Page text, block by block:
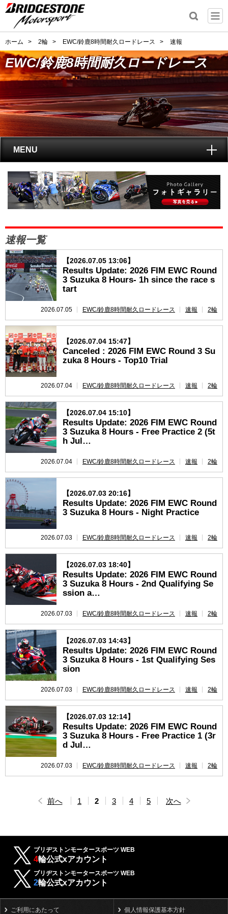
ホーム > 2輪 > EWC/鈴鹿8時間耐久ロードレース > 速報
EWC/鈴鹿8時間耐久ロードレース
MENU
トップ
EWC(鈴鹿8耐)とは?
レポート
速報
レース開催スケジュール
速報一覧
【2026.07.05 13:06】
Results Update: 2026 FIM EWC Round
3 Suzuka 8 Hours- 1h since the race s
tart
2026.07.05 EWC/鈴鹿8時間耐久ロードレース 速報 2輪
【2026.07.04 15:47】
Canceled : 2026 FIM EWC Round 3 Su
zuka 8 Hours - Top10 Trial
2026.07.04 EWC/鈴鹿8時間耐久ロードレース 速報 2輪
【2026.07.04 15:10】
Results Update: 2026 FIM EWC Round
3 Suzuka 8 Hours - Free Practice 2 (5t
h Jul…
2026.07.04 EWC/鈴鹿8時間耐久ロードレース 速報 2輪
【2026.07.03 20:16】
Results Update: 2026 FIM EWC Round
3 Suzuka 8 Hours - Night Practice
2026.07.03 EWC/鈴鹿8時間耐久ロードレース 速報 2輪
【2026.07.03 18:40】
Results Update: 2026 FIM EWC Round
3 Suzuka 8 Hours - 2nd Qualifying Se
ssion a…
2026.07.03 EWC/鈴鹿8時間耐久ロードレース 速報 2輪
【2026.07.03 14:43】
Results Update: 2026 FIM EWC Round
3 Suzuka 8 Hours - 1st Qualifying Ses
sion
2026.07.03 EWC/鈴鹿8時間耐久ロードレース 速報 2輪
【2026.07.03 12:14】
Results Update: 2026 FIM EWC Round
3 Suzuka 8 Hours - Free Practice 1 (3r
d Jul…
2026.07.03 EWC/鈴鹿8時間耐久ロードレース 速報 2輪
前へ 1 2 3 4 5 次へ
ブリヂストンモータースポーツ WEB
4輪公式xアカウント
ブリヂストンモータースポーツ WEB
2輪公式xアカウント
ご利用にあたって 個人情報保護基本方針